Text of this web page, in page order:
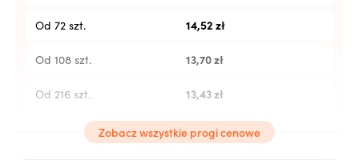
Od 72 szt. 14,52 zł
Od 108 szt. 13,70zł
Od 216 szt. 13,43zł
Od 504 szt. 13,15zł
Zobacz wszystkie progi cenowe